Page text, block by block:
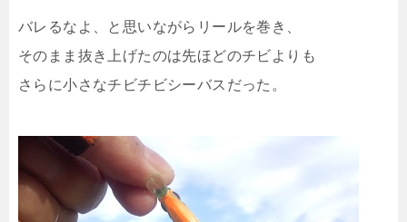
バレるなよ、と思いながらリールを巻き、
そのまま抜き上げたのは先ほどのチビよりも
さらに小さなチビチビシーバスだった。